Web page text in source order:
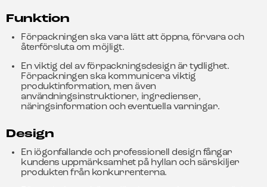
Funktion
Förpackningen ska vara lätt att öppna, förvara och
återförsluta om möjligt.
En viktig del av förpackningsdesign är tydlighet.
Förpackningen ska kommunicera viktig
produktinformation, men även
användningsinstruktioner, ingredienser,
näringsinformation och eventuella varningar.
Design
En iögonfallande och professionell design fångar
kundens uppmärksamhet på hyllan och särskiljer
produkten från konkurrenterna.